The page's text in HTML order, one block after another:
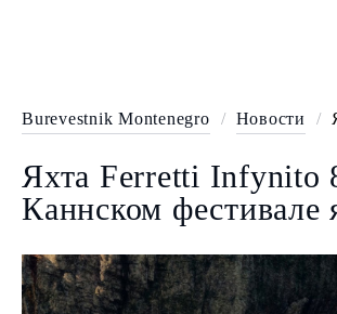
Burevestnik Montenegro / Новости /
Яхта Ferretti Infynito
Каннском фестивале